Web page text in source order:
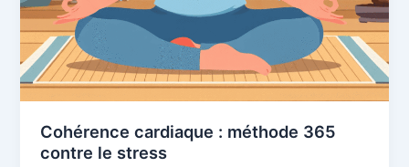
Cohérence cardiaque : méthode 365
contre le stress